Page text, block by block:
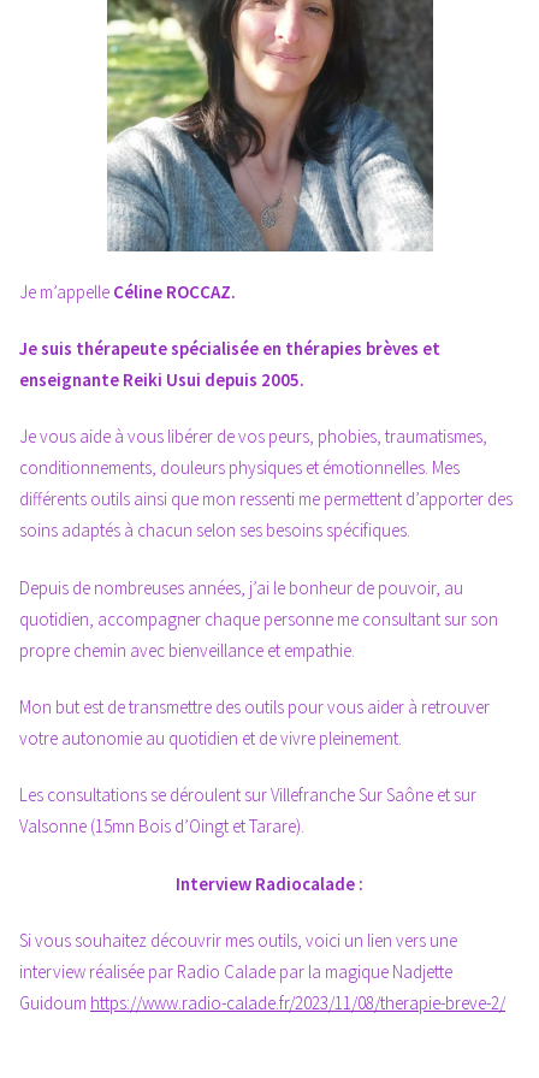
Je m’appelle Céline ROCCAZ.
Je suis thérapeute spécialisée en thérapies brèves et
enseignante Reiki Usui depuis 2005.
Je vous aide à vous libérer de vos peurs, phobies, traumatismes,
conditionnements, douleurs physiques et émotionnelles. Mes
différents outils ainsi que mon ressenti me permettent d’apporter des
soins adaptés à chacun selon ses besoins spécifiques.
Depuis de nombreuses années, j’ai le bonheur de pouvoir, au
quotidien, accompagner chaque personne me consultant sur son
propre chemin avec bienveillance et empathie.
Mon but est de transmettre des outils pour vous aider à retrouver
votre autonomie au quotidien et de vivre pleinement.
Les consultations se déroulent sur Villefranche Sur Saône et sur
Valsonne (15mn Bois d’Oingt et Tarare).
Interview Radiocalade :
Si vous souhaitez découvrir mes outils, voici un lien vers une
interview réalisée par Radio Calade par la magique Nadjette
Guidoum https://www.radio-calade.fr/2023/11/08/therapie-breve-2/